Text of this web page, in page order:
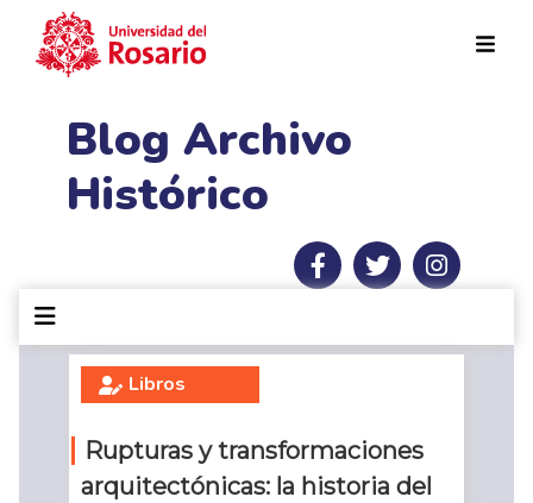
Blog Archivo
Histórico
Libros
Rupturas y transformaciones
arquitectónicas: la historia del